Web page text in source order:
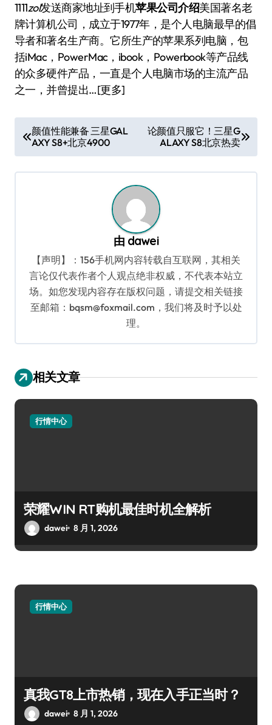
1111zol发送商家地址到手机苹果公司介绍美国著名老
牌计算机公司，成立于1977年，是个人电脑最早的倡
导者和著名生产商。它所生产的苹果系列电脑，包
括iMac，PowerMac，ibook，Powerbook等产品线
的众多硬件产品，一直是个人电脑市场的主流产品
之一，并曾提出…[更多]
章
导
颜值性能兼备 三星GAL
AXY S8+北京4900
论颜值只服它！三星G
ALAXY S8北京热卖
由 dawei
【声明】：156手机网内容转载自互联网，其相关
言论仅代表作者个人观点绝非权威，不代表本站立
场。如您发现内容存在版权问题，请提交相关链接
至邮箱：bqsm@foxmail.com，我们将及时予以处
理。
相关文章
行情中心
荣耀WIN RT购机最佳时机全解析
dawei 8 月 1, 2026
行情中心
真我GT8上市热销，现在入手正当时？
dawei 8 月 1, 2026